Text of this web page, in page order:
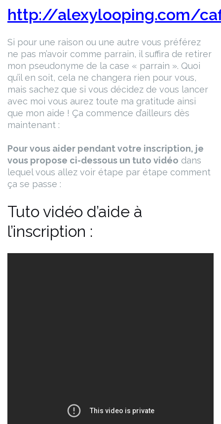
http://alexylooping.com/
Si pour une raison ou une autre vous préférez
ne pas m’avoir comme parrain, il suffira de retirer
mon pseudonyme de la case « parrain ». Quoi
qu’il en soit, cela ne changera rien pour vous,
mais sachez que si vous décidez de vous lancer
avec moi vous aurez toute ma gratitude ainsi
que mon aide ! Ça commence d’ailleurs dès
maintenant :
Pour vous aider pendant votre inscription, je
vous propose ci-dessous un tuto vidéo dans
lequel vous allez voir étape par étape comment
ça se passe :
Tuto vidéo d’aide à
l’inscription :